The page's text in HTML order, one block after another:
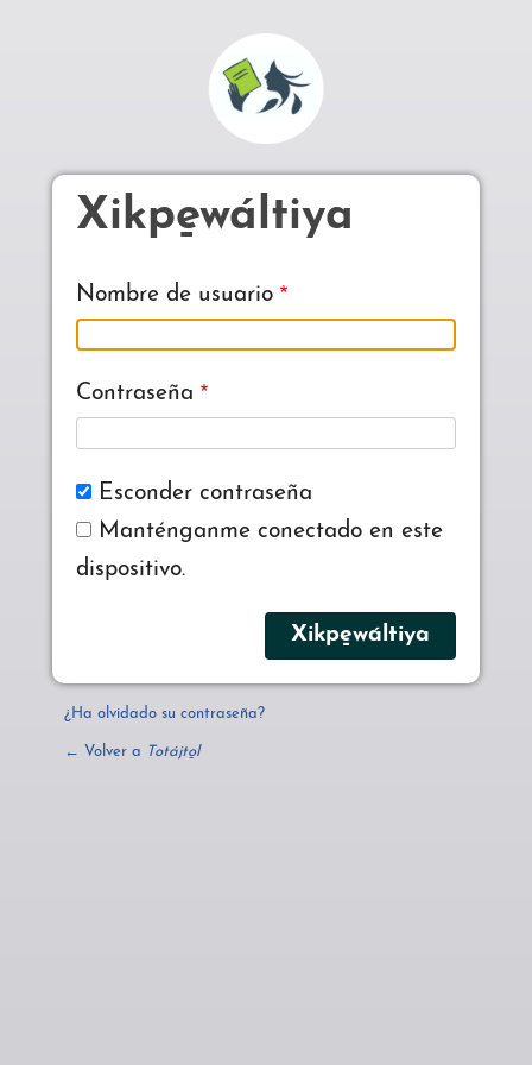
Xikpe̱wáltiya
Nombre de usuario
Contraseña
Esconder contraseña
Manténganme conectado en este
dispositivo.
¿Ha olvidado su contraseña?
← Volver a Totájto̱l